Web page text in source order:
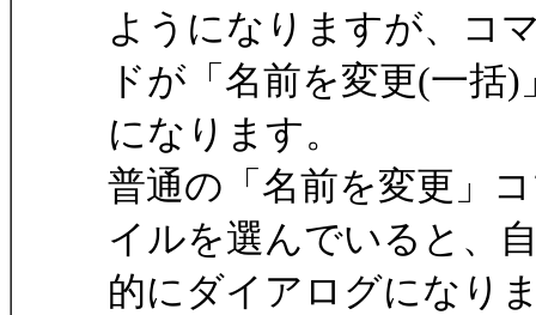
ようになりますが、コ
ドが「名前を変更(一括
になります。
普通の「名前を変更」
イルを選んでいると、
的にダイアログになり